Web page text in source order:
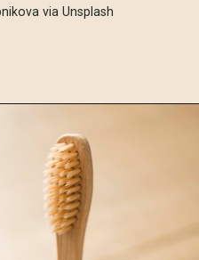
via Unsplash